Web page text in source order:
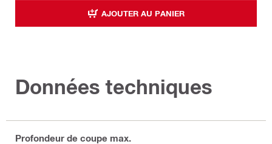
AJOUTER AU PANIER
Données techniques
Profondeur de coupe max.